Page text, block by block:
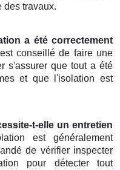
des travaux.
a été correctement
conseillé de faire une
s'assurer que tout a été
et que l'isolation est
t-elle un entretien
est généralement
de vérifier inspecter
pour détecter tout